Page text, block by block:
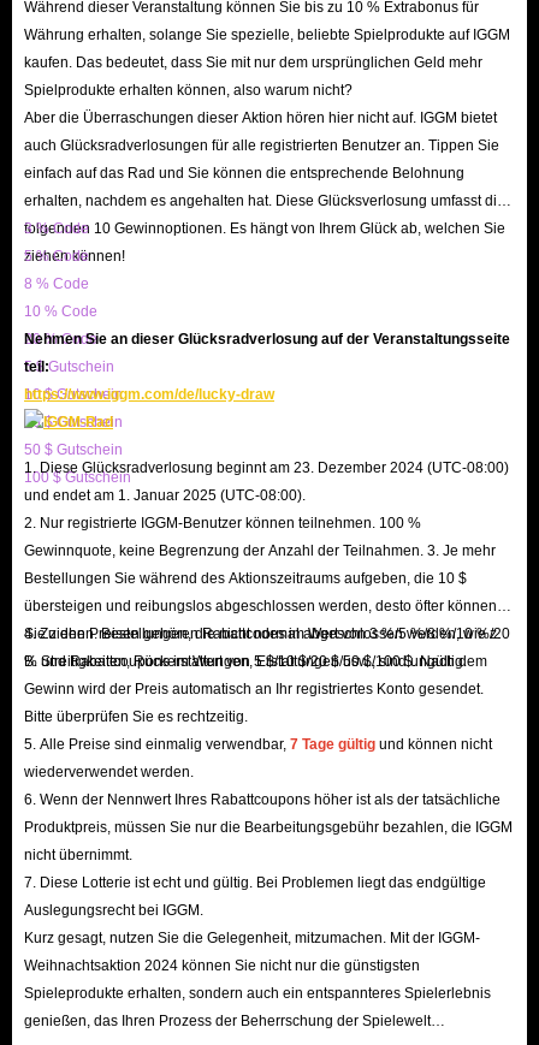
Während dieser Veranstaltung können Sie bis zu 10 % Extrabonus für
Währung erhalten, solange Sie spezielle, beliebte Spielprodukte auf IGGM
kaufen. Das bedeutet, dass Sie mit nur dem ursprünglichen Geld mehr
Spielprodukte erhalten können, also warum nicht?
Aber die Überraschungen dieser Aktion hören hier nicht auf. IGGM bietet
auch Glücksradverlosungen für alle registrierten Benutzer an. Tippen Sie
einfach auf das Rad und Sie können die entsprechende Belohnung
erhalten, nachdem es angehalten hat. Diese Glücksverlosung umfasst die
folgenden 10 Gewinnoptionen. Es hängt von Ihrem Glück ab, welchen Sie
ziehen können!
3 % Code
5 % Code
8 % Code
10 % Code
20 % Code
5 $ Gutschein
10 $ Gutschein
20 $ Gutschein
50 $ Gutschein
100 $ Gutschein
Nehmen Sie an dieser Glücksradverlosung auf der Veranstaltungsseite
teil:
https://www.iggm.com/de/lucky-draw
1. Diese Glücksradverlosung beginnt am 23. Dezember 2024 (UTC-08:00)
und endet am 1. Januar 2025 (UTC-08:00).
2. Nur registrierte IGGM-Benutzer können teilnehmen. 100 %
Gewinnquote, keine Begrenzung der Anzahl der Teilnahmen. 3. Je mehr
Bestellungen Sie während des Aktionszeitraums aufgeben, die 10 $
übersteigen und reibungslos abgeschlossen werden, desto öfter können
Sie ziehen. Bestellungen, die nicht normal abgeschlossen werden, wie z.
B. Streitigkeiten, Rückerstattungen, Erstattungen usw., sind ungültig.
4. Zu den Preisen gehören Rabattcodes im Wert von 3 %/5 %/8 %/10 %/20
% und Rabattcoupons im Wert von 5 $/10 $/20 $/50 $/100 $. Nach dem
Gewinn wird der Preis automatisch an Ihr registriertes Konto gesendet.
Bitte überprüfen Sie es rechtzeitig.
5. Alle Preise sind einmalig verwendbar, 7 Tage gültig und können nicht
wiederverwendet werden.
6. Wenn der Nennwert Ihres Rabattcoupons höher ist als der tatsächliche
Produktpreis, müssen Sie nur die Bearbeitungsgebühr bezahlen, die IGGM
nicht übernimmt.
7. Diese Lotterie ist echt und gültig. Bei Problemen liegt das endgültige
Auslegungsrecht bei IGGM.
Kurz gesagt, nutzen Sie die Gelegenheit, mitzumachen. Mit der IGGM-
Weihnachtsaktion 2024 können Sie nicht nur die günstigsten
Spieleprodukte erhalten, sondern auch ein entspannteres Spielerlebnis
genießen, das Ihren Prozess der Beherrschung der Spielewelt